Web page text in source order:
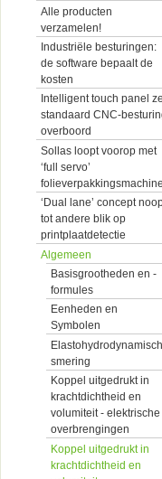
Alle producten
verzamelen!
Industriële besturingen:
de software bepaalt de
kosten
Intelligent touch panel
standaard CNC-
overboord
Sollas loopt voorop met
‘full servo’
folieverpakkingsmachine
‘Dual lane’ concept
tot andere blik op
printplaatdetectie
Algemeen
Basisgrootheden en -
formules
Eenheden en
Symbolen
smering
Koppel uitgedrukt in
krachtdichtheid en
volumiteit - elektrische
overbrengingen
Koppel uitgedrukt in
krachtdichtheid en